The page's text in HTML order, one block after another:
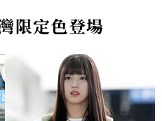
限定色登場